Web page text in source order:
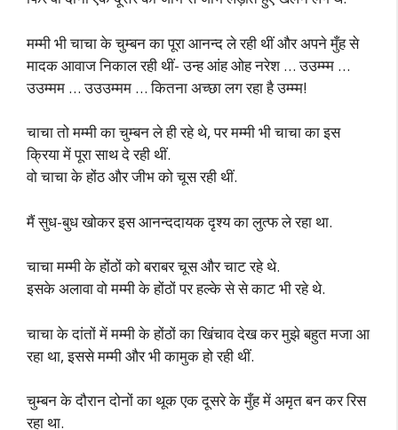
मम्मी भी चाचा के चुम्बन का पूरा आनन्द ले रही थीं और अपने मुँह से
मादक आवाज निकाल रही थीं- उन्ह आंह ओह नरेश … उउम्म्म …
उउम्मम … उउउम्मम … कितना अच्छा लग रहा है उम्म्म!
चाचा तो मम्मी का चुम्बन ले ही रहे थे, पर मम्मी भी चाचा का इस
क्रिया में पूरा साथ दे रही थीं.
वो चाचा के होंठ और जीभ को चूस रही थीं.
मैं सुध-बुध खोकर इस आनन्ददायक दृश्य का लुत्फ ले रहा था.
चाचा मम्मी के होंठों को बराबर चूस और चाट रहे थे.
इसके अलावा वो मम्मी के होंठों पर हल्के से से काट भी रहे थे.
चाचा के दांतों में मम्मी के होंठों का खिंचाव देख कर मुझे बहुत मजा आ
रहा था, इससे मम्मी और भी कामुक हो रही थीं.
चुम्बन के दौरान दोनों का थूक एक दूसरे के मुँह में अमृत बन कर रिस
रहा था.